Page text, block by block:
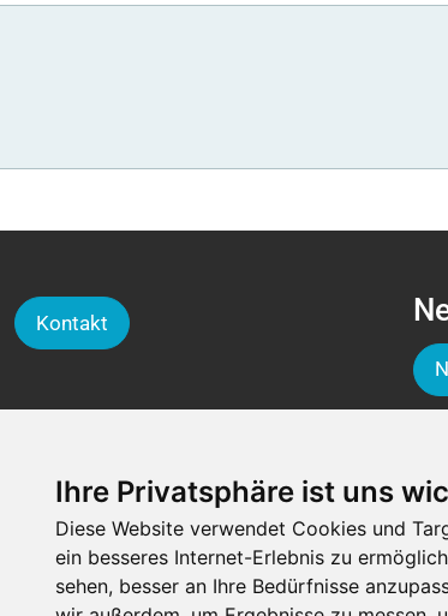
Ihre Privatsphäre ist uns
Diese Website verwendet Cookies und
ein besseres Internet-Erlebnis zu
sehen, besser an Ihre Bedürfnisse
Kontakt